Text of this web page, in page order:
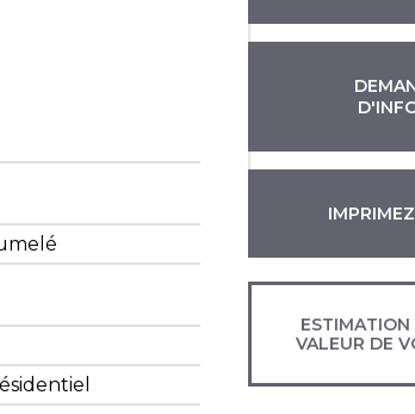
VALEUR DE